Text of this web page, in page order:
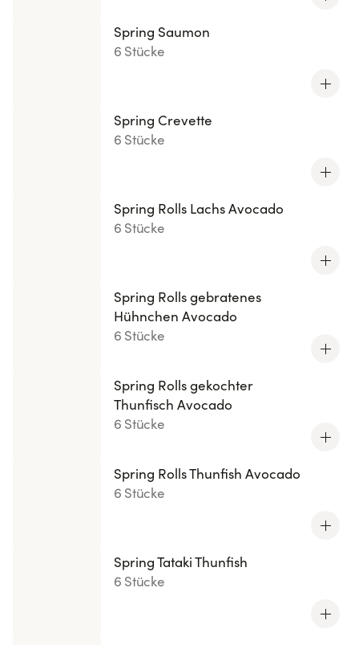
Spring Saumon
6 Stücke
Spring Crevette
6 Stücke
Spring Rolls Lachs Avocado
6 Stücke
Spring Rolls gebratenes
Hühnchen Avocado
6 Stücke
Spring Rolls gekochter
Thunfisch Avocado
6 Stücke
Spring Rolls Thunfish Avocado
6 Stücke
Spring Tataki Thunfish
6 Stücke